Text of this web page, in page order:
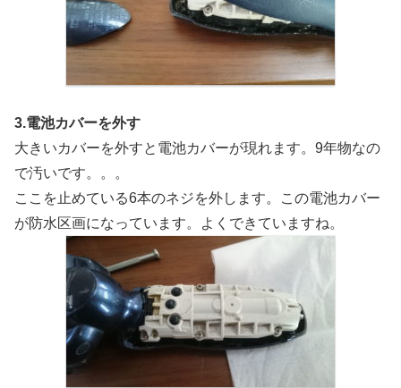
3.電池カバーを外す
大きいカバーを外すと電池カバーが現れます。9年物なの
で汚いです。。。
ここを止めている6本のネジを外します。この電池カバー
が防水区画になっています。よくできていますね。